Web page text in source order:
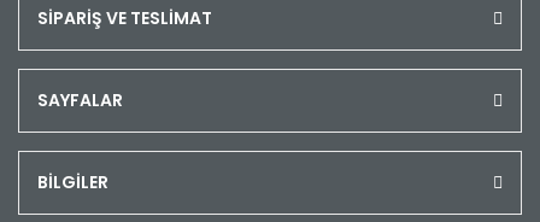
SİPARİŞ VE TESLİMAT
SAYFALAR
BİLGİLER